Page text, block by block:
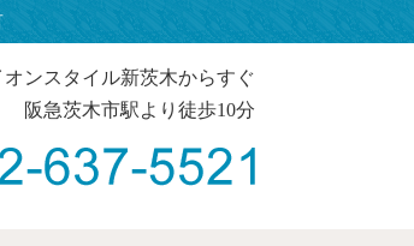
オンスタイル新茨木からすぐ
阪急茨木市駅より徒歩10分